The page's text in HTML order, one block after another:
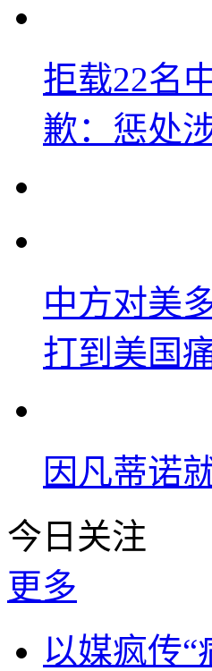
拒载22名
歉：惩处
中方对美
打到美国
因凡蒂诺
今日关注
更多
以媒疯传